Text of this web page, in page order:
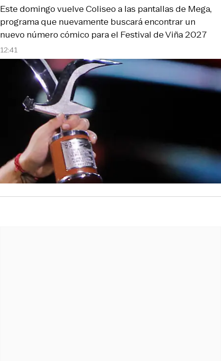
12:41
Este domingo vuelve Coliseo a las pantallas de Mega,
programa que nuevamente buscará encontrar un
nuevo número cómico para el Festival de Viña 2027